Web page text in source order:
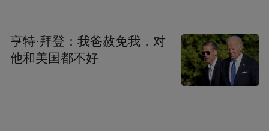
亨特·拜登：我爸赦免我，对
他和美国都不好